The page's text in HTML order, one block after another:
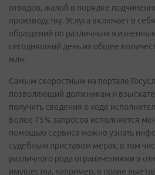
отводов, жалоб в порядке
производству. Услуга включает в
обращений по различным
сегодняшний день их общее
млн.
Самым скоростным на портале
позволяющий должникам и
получить сведения о ходе
Более 75% запросов исполняется
помощью сервиса можно узнать
судебным приставом мерах, в том
различного рода ограничениями в
имущества, например, в праве